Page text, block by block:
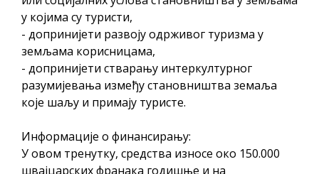
у којима су туристи,
- допринијети развоју одрживог туризма у
земљама корисницама,
- допринијети стварању интеркултурног
разумијевања између становништва земаља
које шаљу и примају туристе.
Информације о финансирању:
У овом тренутку, средства износе око 150.000
швајцарских франака годишње и на